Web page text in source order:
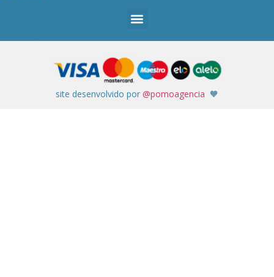
site desenvolvido por @pomoagencia 🧡